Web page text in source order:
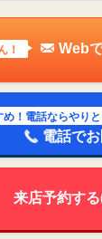
！ Web
め！電話ならやり
電話で
来店予約す